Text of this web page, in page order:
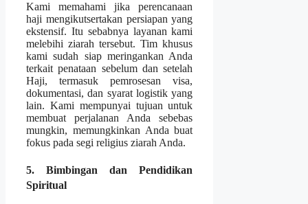
Kami memahami jika perencanaan
haji mengikutsertakan persiapan yang
ekstensif. Itu sebabnya layanan kami
melebihi ziarah tersebut. Tim khusus
kami sudah siap meringankan Anda
terkait penataan sebelum dan setelah
Haji, termasuk pemrosesan visa,
dokumentasi, dan syarat logistik yang
lain. Kami mempunyai tujuan untuk
membuat perjalanan Anda sebebas
mungkin, memungkinkan Anda buat
fokus pada segi religius ziarah Anda.
5. Bimbingan dan Pendidikan
Spiritual